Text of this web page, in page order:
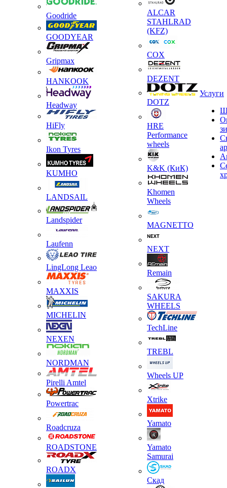
Goodride
GOODYEAR
Gripmax
HANKOOK
Headway
HiFly
Ikon Tyres
KUMHO
LANDSAIL
Landspider
Laufenn
LingLong Leao
MAXXIS
MICHELIN
NEXEN
NORDMAN
Pirelli Amtel
Powertrac
Roadcruza
ROADSTONE
ROADX
ALCAR
STAHLRAD
(KFZ)
COX
DEZENT
DOTZ
HRE
Performance
wheels
K&K (КиК)
Khomen
Wheels
MAGNETTO
NEXT
Remain
SAKURA
WHEELS
TechLine
TREBL
Wheels UP
Xtrike
Yamato
Yamato
Samurai
Скад
Услуги